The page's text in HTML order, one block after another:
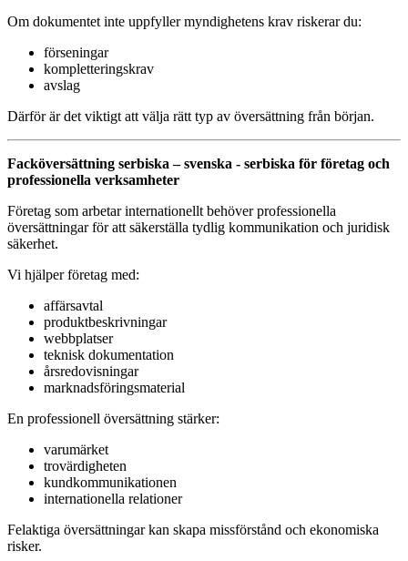
Om dokumentet inte uppfyller myndighetens krav riskerar du:
förseningar
kompletteringskrav
avslag
Därför är det viktigt att välja rätt typ av översättning från början.
Facköversättning serbiska – svenska - serbiska för företag och
professionella verksamheter
Företag som arbetar internationellt behöver professionella
översättningar för att säkerställa tydlig kommunikation och juridisk
säkerhet.
Vi hjälper företag med:
affärsavtal
produktbeskrivningar
webbplatser
teknisk dokumentation
årsredovisningar
marknadsföringsmaterial
En professionell översättning stärker:
varumärket
trovärdigheten
kundkommunikationen
internationella relationer
Felaktiga översättningar kan skapa missförstånd och ekonomiska
risker.